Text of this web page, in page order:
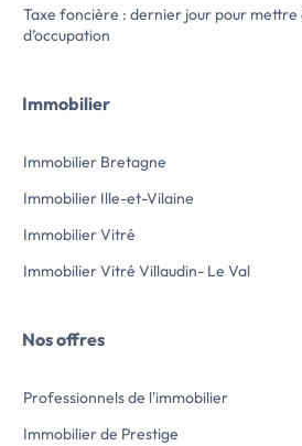
Taxe foncière : dernier jour pour
d’occupation
Immobilier
Immobilier Bretagne
Immobilier Ille-et-Vilaine
Immobilier Vitré
Immobilier Vitré Villaudin- Le Val
Nos offres
Professionnels de l'immobilier
Immobilier de Prestige